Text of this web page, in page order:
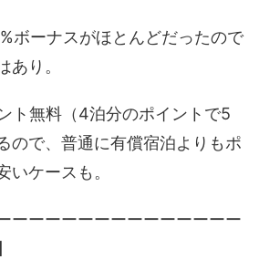
ボーナスがほとんどだったので
あり。
ト無料（4泊分のポイントで5
ので、普通に有償宿泊よりもポ
いケースも。
ーーーーーーーーーーーーーー